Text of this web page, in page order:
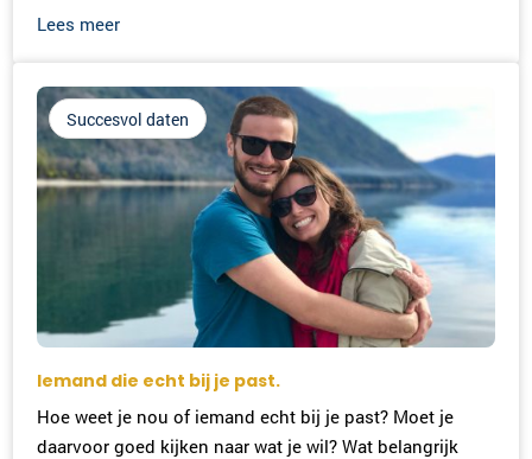
Lees meer
Succesvol daten
Iemand die echt bij je past.
Hoe weet je nou of iemand echt bij je past? Moet je
daarvoor goed kijken naar wat je wil? Wat belangrijk